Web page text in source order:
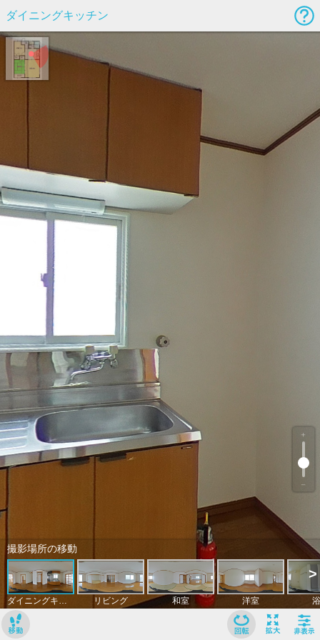
撮影場所の移動
ダイニングキッチン リビング 和室 洋室
>
ダイニングキッチン
﹢
﹣